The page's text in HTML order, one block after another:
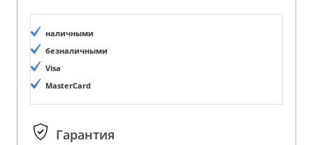
наличными
безналичными
Visa
MasterCard
Гарантия